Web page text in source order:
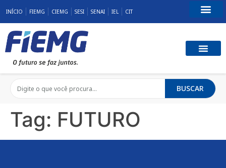
INÍCIO FIEMG CIEMG SESI SENAI IEL CIT
BUSCAR
Tag: FUTURO